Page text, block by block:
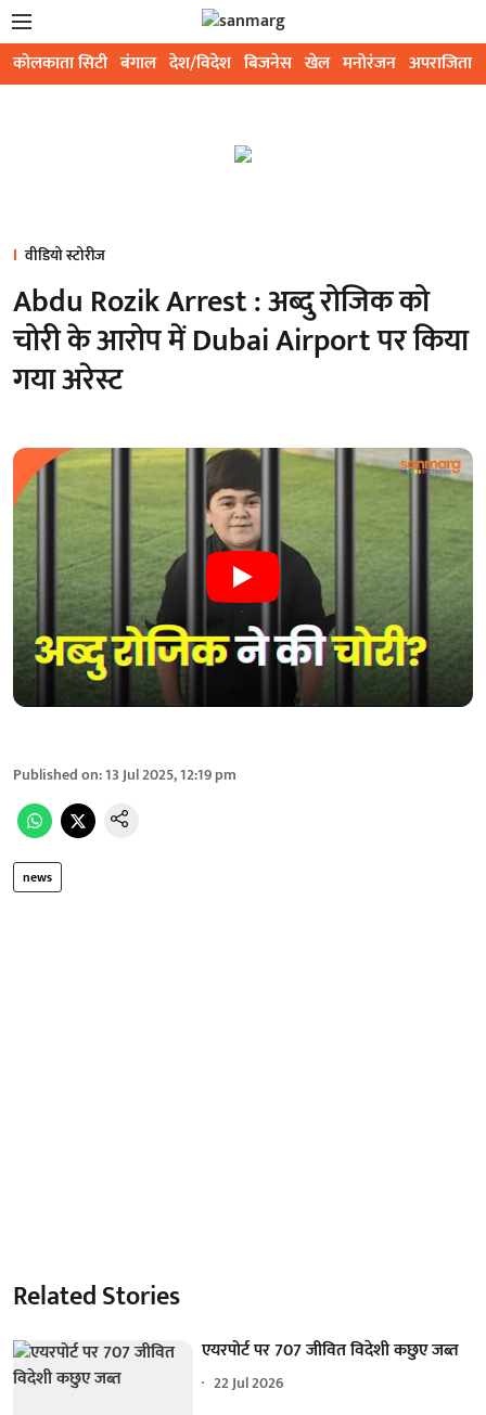
कोलकाता सिटी बंगाल देश/विदेश बिजनेस खेल मनोरंजन अपराजिता
वीडियो स्टोरीज
Abdu Rozik Arrest : अब्दु रोजिक को
चोरी के आरोप में Dubai Airport पर किया
गया अरेस्ट
Published on:13 Jul 2025, 12:19 pm
news
Related Stories
एयरपोर्ट पर 707 जीवित विदेशी कछुए जब्त
22 Jul 2026